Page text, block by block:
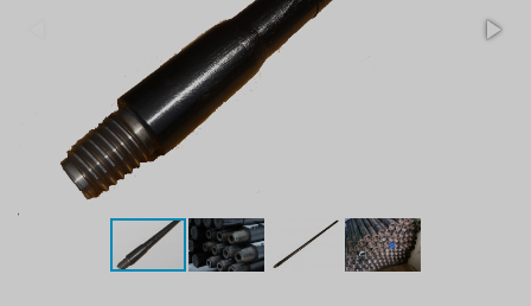
Не тратьте время,
доверьте выбор нам!
Подберем оборудование для Вас за 10
Подобрать